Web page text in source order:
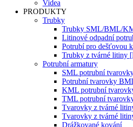
Videa
PRODUKTY
Trubky
Trubky SML/BML/
Litinové odpadní
Potrubí pro dešťovou
Trubky z tvárné litiny
Potrubní armatury
SML potrubní
Potrubní tvarovky
KML potrubní
TML potrubní
Tvarovky z tvárné
Tvarovky z tvárné
Drážkované kování